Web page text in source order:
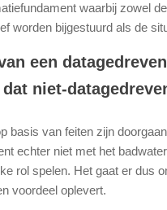
waarbij zowel
worden bijgestuurd als de
een
niet-
basis van feiten zijn
echter niet met het
rol spelen. Het gaat er dus
voordeel oplevert.